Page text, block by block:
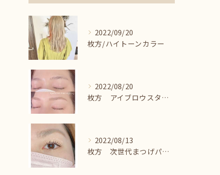
2022/09/20
枚方/ハイトーンカラー
2022/08/20
枚方 アイブロウスタイリング＾＾
2022/08/13
枚方 次世代まつげパーマ♪